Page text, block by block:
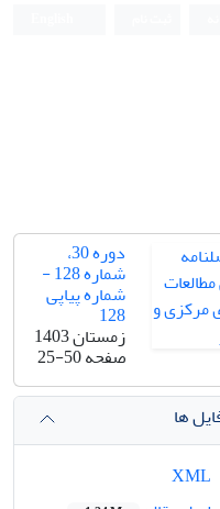
دوره 30،
شماره 128 -
شماره پیاپی
128
زمستان 1403
صفحه25-50
ها